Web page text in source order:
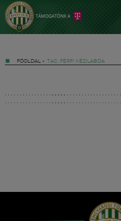
FŐOLDAL » TAG: FÉRFI KÉZILABDA
Hírek